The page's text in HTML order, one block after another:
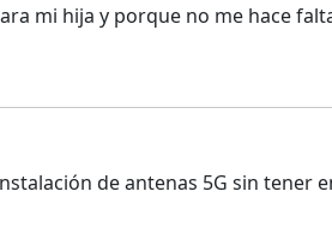
mi hija y porque no me hace
de antenas 5G sin